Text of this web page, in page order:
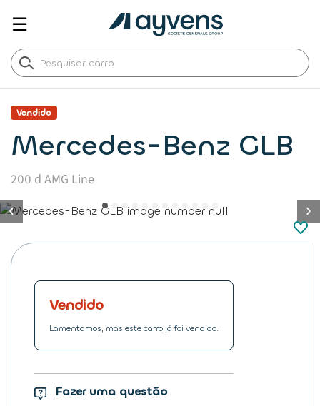
☰
Vendido
Mercedes-Benz GLB
200 d AMG Line
button.previous
Vendido
Lamentamos, mas este carro já foi vendido.
Fazer uma questão